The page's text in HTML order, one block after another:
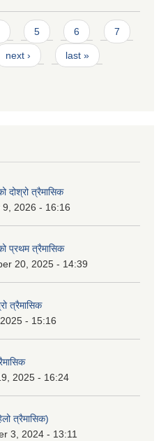
5 6 7
next › last »
त्रैमासिक
2026 - 16:16
प्रथम त्रैमासिक
20, 2025 - 14:39
त्रैमासिक
- 15:16
2025 - 16:24
त्रैमासिक)
3, 2024 - 13:11